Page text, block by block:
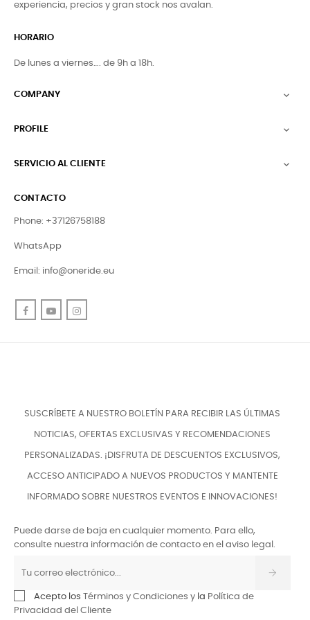
experiencia, precios y gran stock nos avalan.
HORARIO
De lunes a viernes…. de 9h a 18h.
COMPANY 
PROFILE 
SERVICIO AL CLIENTE 
CONTACTO
Phone: +37126758188
WhatsApp
Email: info@oneride.eu
FacebookYouTube
SUSCRÍBETE A NUESTRO BOLETÍN PARA RECIBIR LAS ÚLTIMAS
NOTICIAS, OFERTAS EXCLUSIVAS Y RECOMENDACIONES
PERSONALIZADAS. ¡DISFRUTA DE DESCUENTOS EXCLUSIVOS,
ACCESO ANTICIPADO A NUEVOS PRODUCTOS Y MANTENTE
INFORMADO SOBRE NUESTROS EVENTOS E INNOVACIONES!
Puede darse de baja en cualquier momento. Para ello,
consulte nuestra información de contacto en el aviso legal.
Acepto los Términos y Condiciones y la Política de
Privacidad del Cliente